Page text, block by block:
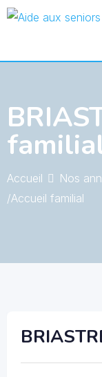
Skip
Accueil Nos
/Accueil familial